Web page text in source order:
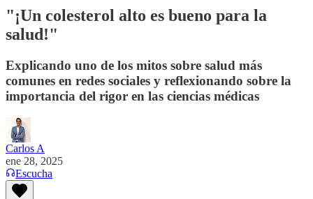
"¡Un colesterol alto es bueno para la
salud!"
Explicando uno de los mitos sobre salud más
comunes en redes sociales y reflexionando sobre la
importancia del rigor en las ciencias médicas
Carlos A
ene 28, 2025
Escucha